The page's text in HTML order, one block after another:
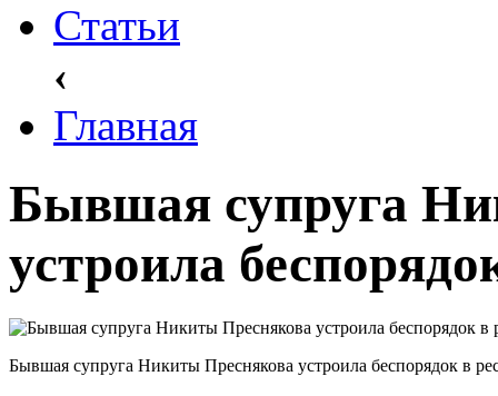
Статьи
‹
Главная
Бывшая супруга
устроила
Бывшая супруга Никиты Преснякова устроила беспорядок в